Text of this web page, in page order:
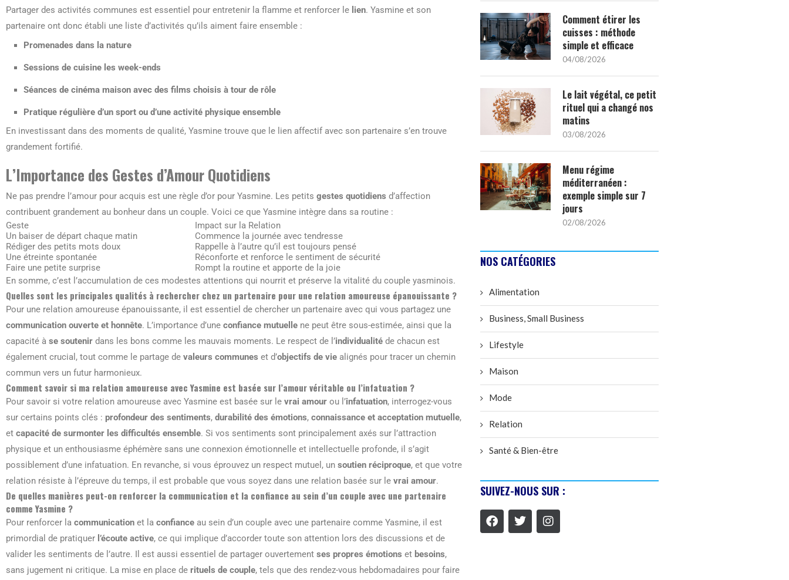
Partager des activités communes est essentiel pour entretenir la flamme et renforcer le lien. Yasmine et son
partenaire ont donc établi une liste d’activités qu’ils aiment faire ensemble :
Promenades dans la nature
Sessions de cuisine les week-ends
Séances de cinéma maison avec des films choisis à tour de rôle
Pratique régulière d’un sport ou d’une activité physique ensemble
En investissant dans des moments de qualité, Yasmine trouve que le lien affectif avec son partenaire s’en trouve
grandement fortifié.
L’Importance des Gestes d’Amour Quotidiens
Ne pas prendre l’amour pour acquis est une règle d’or pour Yasmine. Les petits gestes quotidiens d’affection
contribuent grandement au bonheur dans un couple. Voici ce que Yasmine intègre dans sa routine :
Geste
Impact sur la Relation
Un baiser de départ chaque matin
Commence la journée avec tendresse
Rédiger des petits mots doux
Rappelle à l’autre qu’il est toujours pensé
Une étreinte spontanée
Réconforte et renforce le sentiment de sécurité
Faire une petite surprise
Rompt la routine et apporte de la joie
En somme, c’est l’accumulation de ces modestes attentions qui nourrit et préserve la vitalité du couple yasminois.
Quelles sont les principales qualités à rechercher chez un partenaire pour une relation amoureuse épanouissante ?
Pour une relation amoureuse épanouissante, il est essentiel de chercher un partenaire avec qui vous partagez une
communication ouverte et honnête. L’importance d’une confiance mutuelle ne peut être sous-estimée, ainsi que la
capacité à se soutenir dans les bons comme les mauvais moments. Le respect de l’individualité de chacun est
également crucial, tout comme le partage de valeurs communes et d’objectifs de vie alignés pour tracer un chemin
commun vers un futur harmonieux.
Comment savoir si ma relation amoureuse avec Yasmine est basée sur l’amour véritable ou l’infatuation ?
Pour savoir si votre relation amoureuse avec Yasmine est basée sur le vrai amour ou l’infatuation, interrogez-vous
sur certains points clés : profondeur des sentiments, durabilité des émotions, connaissance et acceptation mutuelle,
et capacité de surmonter les difficultés ensemble. Si vos sentiments sont principalement axés sur l’attraction
physique et un enthousiasme éphémère sans une connexion émotionnelle et intellectuelle profonde, il s’agit
possiblement d’une infatuation. En revanche, si vous éprouvez un respect mutuel, un soutien réciproque, et que votre
relation résiste à l’épreuve du temps, il est probable que vous soyez dans une relation basée sur le vrai amour.
De quelles manières peut-on renforcer la communication et la confiance au sein d’un couple avec une partenaire
comme Yasmine ?
Pour renforcer la communication et la confiance au sein d’un couple avec une partenaire comme Yasmine, il est
primordial de pratiquer l’écoute active, ce qui implique d’accorder toute son attention lors des discussions et de
valider les sentiments de l’autre. Il est aussi essentiel de partager ouvertement ses propres émotions et besoins,
sans jugement ni critique. La mise en place de rituels de couple, tels que des rendez-vous hebdomadaires pour faire
Comment étirer les
cuisses : méthode
simple et efficace
04/08/2026
Le lait végétal, ce petit
rituel qui a changé nos
matins
03/08/2026
Menu régime
méditerranéen :
exemple simple sur 7
jours
02/08/2026
NOS CATÉGORIES
Alimentation
Business, Small Business
Lifestyle
Maison
Mode
Relation
Santé & Bien-être
SUIVEZ-NOUS SUR :